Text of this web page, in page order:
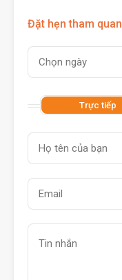
Đặt hẹn tham quan
Trực tiếp